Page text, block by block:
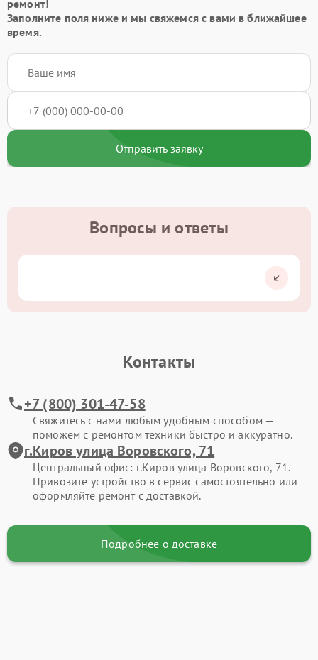
ремонт!
Заполните поля ниже и мы свяжемся с вами в ближайшее
время.
Отправить заявку
Вопросы и ответы
Контакты
+7 (800) 301-47-58
Свяжитесь с нами любым удобным способом —
поможем с ремонтом техники быстро и аккуратно.
г.Киров улица Воровского, 71
Центральный офис: г.Киров улица Воровского, 71.
Привозите устройство в сервис самостоятельно или
оформляйте ремонт с доставкой.
Подробнее о доставке